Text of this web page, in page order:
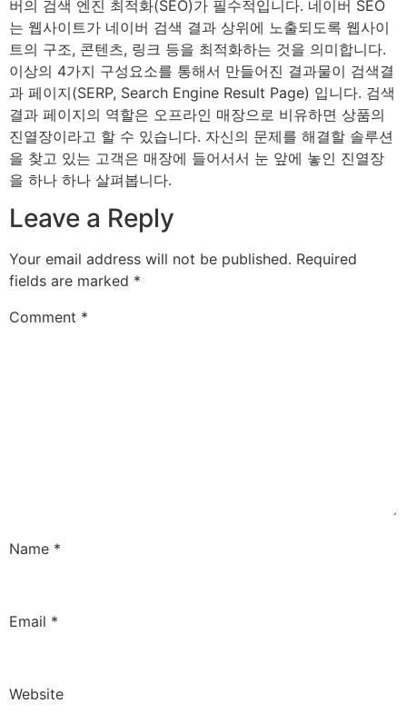
버의 검색 엔진 최적화(SEO)가 필수적입니다. 네이버 SEO
는 웹사이트가 네이버 검색 결과 상위에 노출되도록 웹사이
트의 구조, 콘텐츠, 링크 등을 최적화하는 것을 의미합니다.
이상의 4가지 구성요소를 통해서 만들어진 결과물이 검색결
과 페이지(SERP, Search Engine Result Page) 입니다. 검색
결과 페이지의 역할은 오프라인 매장으로 비유하면 상품의
진열장이라고 할 수 있습니다. 자신의 문제를 해결할 솔루션
을 찾고 있는 고객은 매장에 들어서서 눈 앞에 놓인 진열장
을 하나 하나 살펴봅니다.
Leave a Reply
Your email address will not be published. Required
fields are marked *
Comment *
Name *
Email *
Website